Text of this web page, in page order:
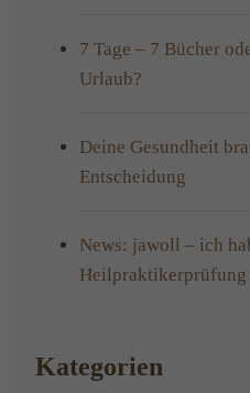
7 Tage – 7 Bücher
Urlaub?
Deine Gesundheit
Entscheidung
News: jawoll – ich
Heilpraktikerprüfung
Kategorien